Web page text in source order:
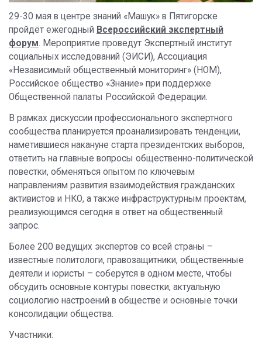
29-30 мая в центре знаний «Машук» в Пятигорске
пройдёт ежегодный Всероссийский экспертный
форум. Мероприятие проведут Экспертный институт
социальных исследований (ЭИСИ), Ассоциация
«Независимый общественный мониторинг» (НОМ),
Российское общество «Знание» при поддержке
Общественной палаты Российской Федерации.
В рамках дискуссии профессионального экспертного
сообщества планируется проанализировать тенденции,
наметившиеся накануне старта президентских выборов,
ответить на главные вопросы общественно-политической
повестки, обменяться опытом по ключевым
направлениям развития взаимодействия гражданских
активистов и НКО, а также инфраструктурным проектам,
реализующимся сегодня в ответ на общественный
запрос.
Более 200 ведущих экспертов со всей страны –
известные политологи, правозащитники, общественные
деятели и юристы – соберутся в одном месте, чтобы
обсудить основные контуры повестки, актуальную
социологию настроений в обществе и основные точки
консолидации общества.
Участники: